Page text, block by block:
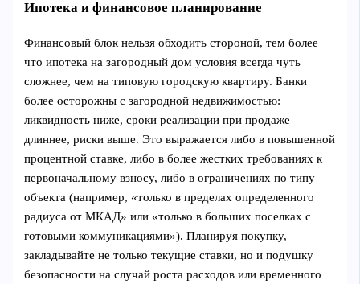
Ипотека и финансовое планирование
Финансовый блок нельзя обходить стороной, тем более
что ипотека на загородный дом условия всегда чуть
сложнее, чем на типовую городскую квартиру. Банки
более осторожны с загородной недвижимостью:
ликвидность ниже, сроки реализации при продаже
длиннее, риски выше. Это выражается либо в повышенной
процентной ставке, либо в более жестких требованиях к
первоначальному взносу, либо в ограничениях по типу
объекта (например, «только в пределах определенного
радиуса от МКАД» или «только в больших поселках с
готовыми коммуникациями»). Планируя покупку,
закладывайте не только текущие ставки, но и подушку
безопасности на случай роста расходов или временного